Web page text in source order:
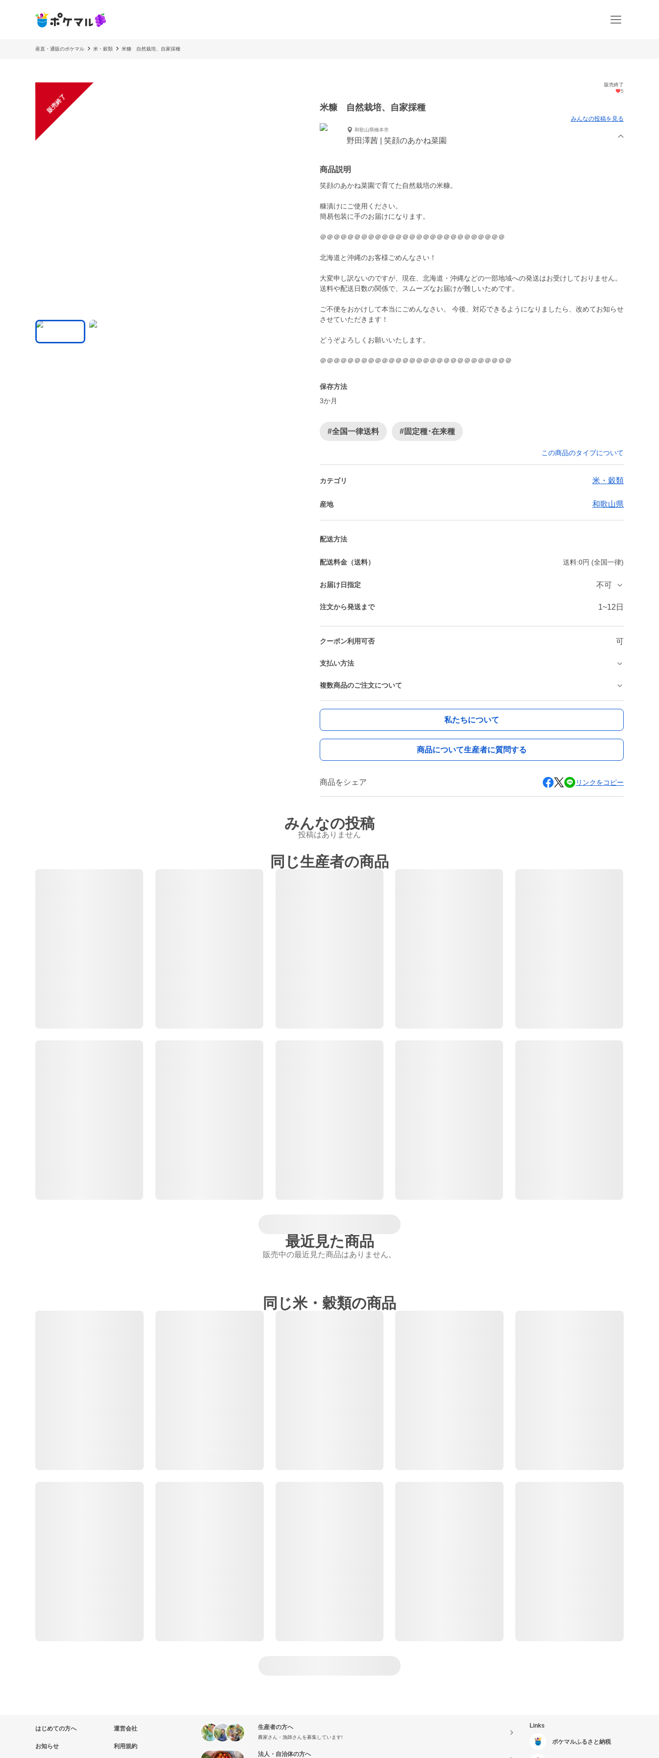
産直・通販のポケマル 米・穀類 米糠 自然栽培、自家採種
販売終了
販売終了
5
米糠 自然栽培、自家採種
みんなの投稿を見る
和歌山県橋本市
野田澤茜 | 笑顔のあかね菜園
商品説明
笑顔のあかね菜園で育てた自然栽培の米糠。
糠漬けにご使用ください。
簡易包装に手のお届けになります。
＠＠＠＠＠＠＠＠＠＠＠＠＠＠＠＠＠＠＠＠＠＠＠＠＠＠＠
北海道と沖縄のお客様ごめんなさい！
大変申し訳ないのですが、現在、北海道・沖縄などの一部地域への発送はお受けしておりません。
送料や配送日数の関係で、スムーズなお届けが難しいためです。
ご不便をおかけして本当にごめんなさい。 今後、対応できるようになりましたら、改めてお知らせ
させていただきます！
どうぞよろしくお願いいたします。
保存方法
3か月
#全国一律送料 #固定種･在来種
この商品のタイプについて
カテゴリ 米・穀類
産地 和歌山県
配送方法
配送料金（送料） 送料:0円 (全国一律)
お届け日指定 不可
注文から発送まで 1~12日
クーポン利用可否 可
支払い方法
複数商品のご注文について
私たちについて
商品について生産者に質問する
商品をシェア リンクをコピー
みんなの投稿
投稿はありません
同じ生産者の商品
最近見た商品
販売中の最近見た商品はありません。
同じ米・穀類の商品
はじめての方へ
お知らせ
運営会社
利用規約
生産者の方へ
農家さん・漁師さんを募集しています!
法人・自治体の方へ
Links
ポケマルふるさと納税